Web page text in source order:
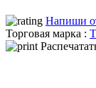
Напиши
Торговая марка :